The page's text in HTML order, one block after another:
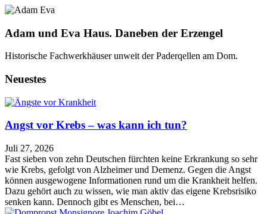
Adam und Eva Haus. Daneben der Erzengel
Historische Fachwerkhäuser unweit der Paderqellen am Dom.
Neuestes
Angst vor Krebs – was kann ich tun?
Juli 27, 2026
Fast sieben von zehn Deutschen fürchten keine Erkrankung so sehr
wie Krebs, gefolgt von Alzheimer und Demenz. Gegen die Angst
können ausgewogene Informationen rund um die Krankheit helfen.
Dazu gehört auch zu wissen, wie man aktiv das eigene Krebsrisiko
senken kann. Dennoch gibt es Menschen, bei…